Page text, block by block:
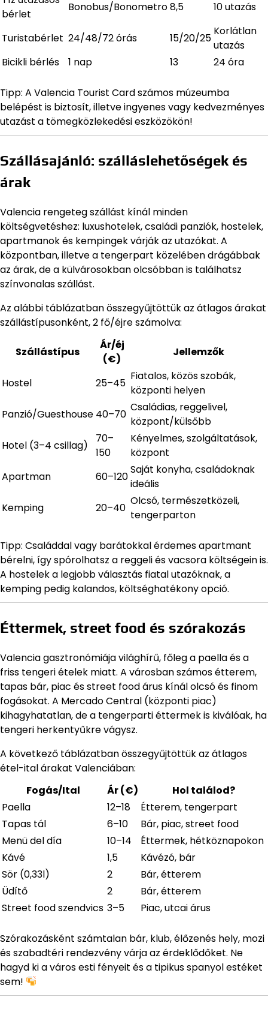
bérlet
Bonobus/Bonometro8,5 10 utazás
Turistabérlet 24/48/72 órás 15/20/25
Korlátlan
utazás
Bicikli bérlés
1 nap 13 24 óra
Tipp: A Valencia Tourist Card számos múzeumba
belépést is biztosít, illetve ingyenes vagy kedvezményes
utazást a tömegközlekedési eszközökön!
Szállásajánló: szálláslehetőségek és
árak
Valencia rengeteg szállást kínál minden
költségvetéshez: luxushotelek, családi panziók, hostelek,
apartmanok és kempingek várják az utazókat. A
központban, illetve a tengerpart közelében drágábbak
az árak, de a külvárosokban olcsóbban is találhatsz
színvonalas szállást.
Az alábbi táblázatban összegyűjtöttük az átlagos árakat
szállástípusonként, 2 fő/éjre számolva:
Szállástípus
Ár/éj
(€)
Jellemzők
Hostel 25–45
Fiatalos, közös szobák,
központi helyen
Panzió/Guesthouse 40–70
Családias, reggelivel,
központ/külsőbb
Hotel (3–4 csillag)
70–
150
Kényelmes, szolgáltatások,
központ
Apartman
60–120
Saját konyha, családoknak
ideális
Kemping
20–40
Olcsó, természetközeli,
tengerparton
Tipp: Családdal vagy barátokkal érdemes apartmant
bérelni, így spórolhatsz a reggeli és vacsora költségein is.
A hostelek a legjobb választás fiatal utazóknak, a
kemping pedig kalandos, költséghatékony opció.
Éttermek, street food és szórakozás
Valencia gasztronómiája világhírű, főleg a paella és a
friss tengeri ételek miatt. A városban számos étterem,
tapas bár, piac és street food árus kínál olcsó és finom
fogásokat. A Mercado Central (központi piac)
kihagyhatatlan, de a tengerparti éttermek is kiválóak, ha
tengeri herkentyűkre vágysz.
A következő táblázatban összegyűjtöttük az átlagos
étel-ital árakat Valenciában:
Fogás/Ital
Ár (€)
Hol találod?
Paella
12–18
Étterem, tengerpart
Tapas tál
6–10
Bár, piac, street food
Menü del día
10–14
Éttermek, hétköznapokon
Kávé
1,5
Kávézó, bár
Sör (0,33l)
2
Bár, étterem
Üdítő
2
Bár, étterem
Street food szendvics 3–5 Piac, utcai árus
Szórakozásként számtalan bár, klub, élőzenés hely, mozi
és szabadtéri rendezvény várja az érdeklődőket. Ne
hagyd ki a város esti fényeit és a tipikus spanyol estéket
sem!